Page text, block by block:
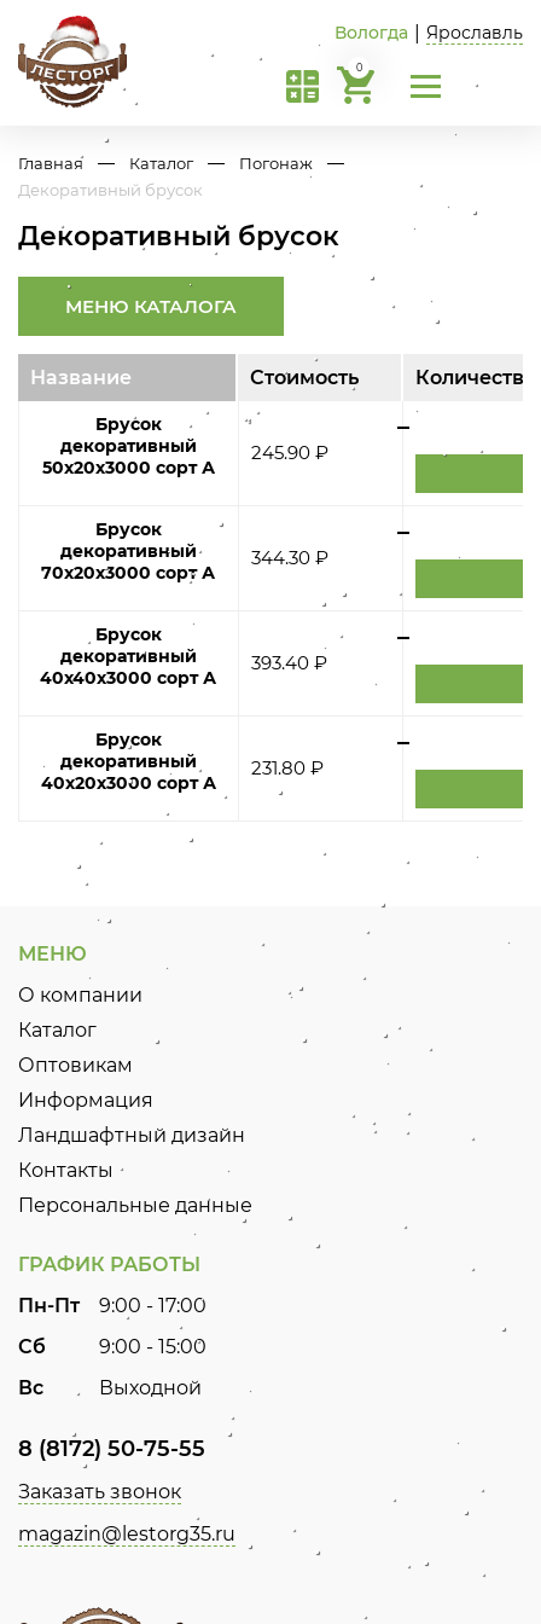
Вологда Ярославль
0
Главная Каталог
Погонаж
Декоративный брусок
Декоративный брусок
МЕНЮ КАТАЛОГА
Название Стоимость Количество
Брусок
декоративный
50х20х3000 сорт А
245.90 ₽
Брусок
декоративный
70х20х3000 сорт А
344.30 ₽
Брусок
декоративный
40х40х3000 сорт А
393.40 ₽
Брусок
декоративный
40х20х3000 сорт А
231.80 ₽
МЕНЮ
О компании
Каталог
Оптовикам
Информация
Ландшафтный дизайн
Контакты
Персональные данные
ГРАФИК РАБОТЫ
Пн-Пт
9:00 - 17:00
Сб
9:00 - 15:00
Вс
Выходной
8 (8172) 50-75-55
Заказать звонок
magazin@lestorg35.ru